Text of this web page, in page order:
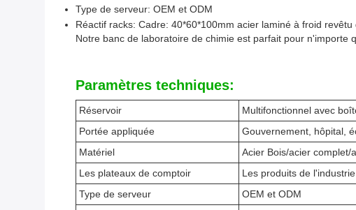
Type de serveur: OEM et ODM
Réactif racks: Cadre: 40*60*100mm acier laminé à froid revêtu
Notre banc de laboratoire de chimie est parfait pour n'importe
Paramètres techniques:
Réservoir
Multifonctionnel avec
Portée appliquée
Gouvernement, hôpital,
Matériel
Acier Bois/acier complet/
Les plateaux de comptoir
Les produits de
Type de serveur
OEM et ODM